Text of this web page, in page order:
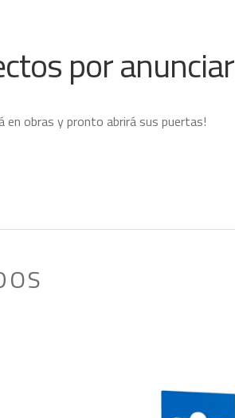
por anunciar
en obras y pronto abrirá sus puertas!